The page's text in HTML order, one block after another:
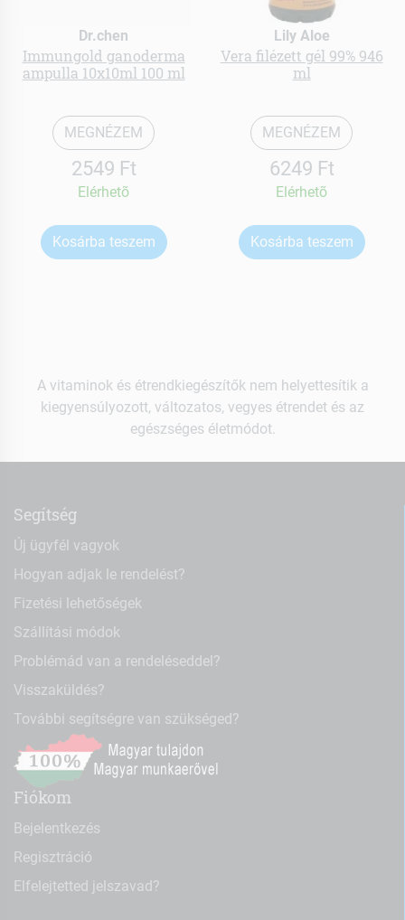
Dr.chen
Immungold ganoderma
ampulla 10x10ml 100 ml
MEGNÉZEM
2549 Ft
Elérhetõ
Kosárba teszem
Lily Aloe
Vera filézett gél 99% 946
ml
MEGNÉZEM
6249 Ft
Elérhetõ
Kosárba teszem
A vitaminok és étrendkiegészítők nem helyettesítik a
kiegyensúlyozott, változatos, vegyes étrendet és az
egészséges életmódot.
Segítség
Új ügyfél vagyok
Hogyan adjak le rendelést?
Fizetési lehetőségek
Szállítási módok
Problémád van a rendeléseddel?
Visszaküldés?
További segítségre van szükséged?
Fiókom
Bejelentkezés
Regisztráció
Elfelejtetted jelszavad?